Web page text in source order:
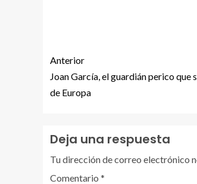
Anterior
Joan García, el guardián perico que
de Europa
Deja una respuesta
Tu dirección de correo electrónico
Comentario *